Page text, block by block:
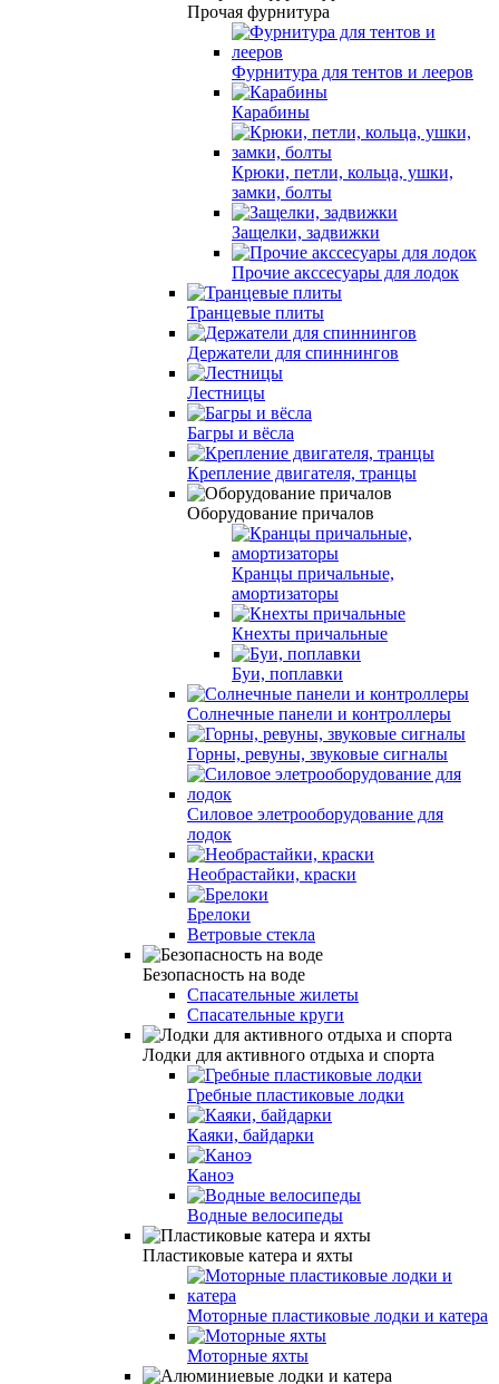
Прочая фурнитура
Фурнитура для тентов и лееров
Карабины
Крюки, петли, кольца, ушки,
замки, болты
Защелки, задвижки
Прочие акссесуары для лодок
Транцевые плиты
Держатели для спиннингов
Лестницы
Багры и вёсла
Крепление двигателя, транцы
Оборудование причалов
Кранцы причальные,
амортизаторы
Кнехты причальные
Буи, поплавки
Солнечные панели и контроллеры
Горны, ревуны, звуковые сигналы
Силовое элетрооборудование для
лодок
Необрастайки, краски
Брелоки
Ветровые стекла
Безопасность на воде
Спасательные жилеты
Спасательные круги
Лодки для активного отдыха и спорта
Гребные пластиковые лодки
Каяки, байдарки
Каноэ
Водные велосипеды
Пластиковые катера и яхты
Моторные пластиковые лодки и катера
Моторные яхты